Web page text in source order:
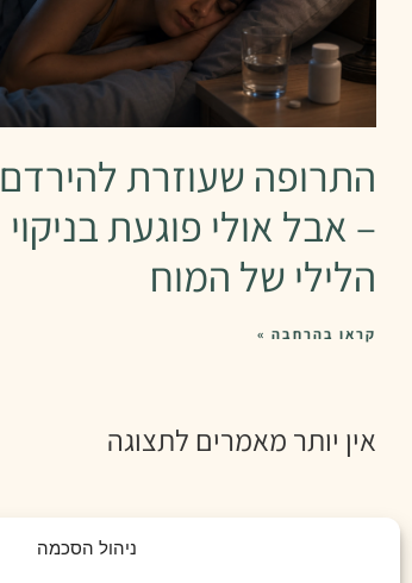
ניהול הסכמה
התרופה שעוזרת להירדם
– אבל אולי פוגעת בניקוי
הלילי של המוח
קראו בהרחבה »
אין יותר מאמרים לתצוגה